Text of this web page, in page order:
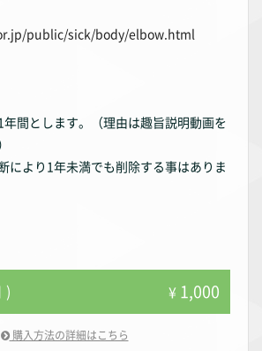
public/sick/body/elbow.html
間とします。（理由は趣旨説明動画を
により1年未満でも削除する事はありま
) ¥ 1,000
購入方法の詳細はこちら